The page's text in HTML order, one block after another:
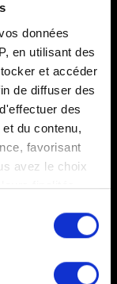
données
en utilisant des
et accéder
de diffuser des
des
du contenu,
favorisant
avez le choix
finalités.
relative aux
:avec